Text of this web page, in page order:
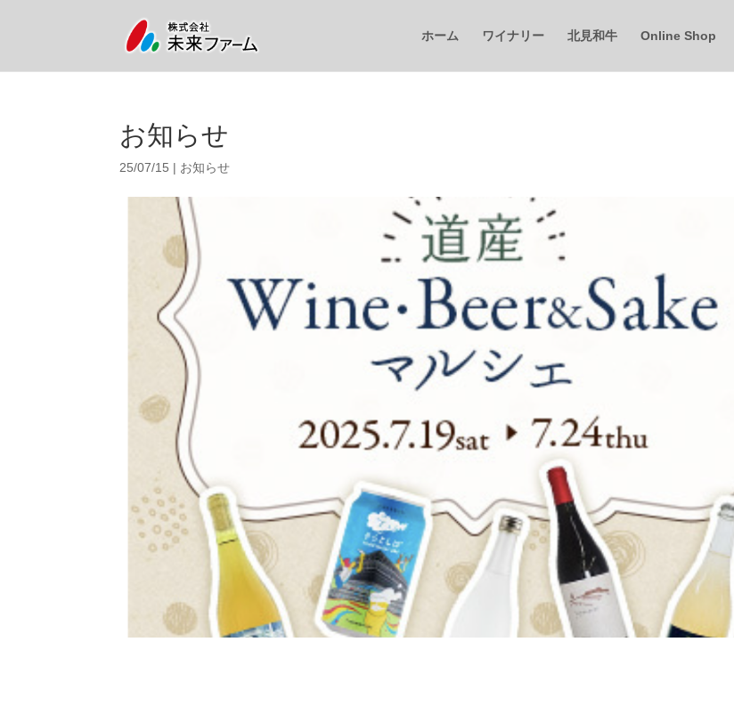
ホーム ワイナリー 北見和牛 Online Shop
お知らせ
25/07/15 | お知らせ